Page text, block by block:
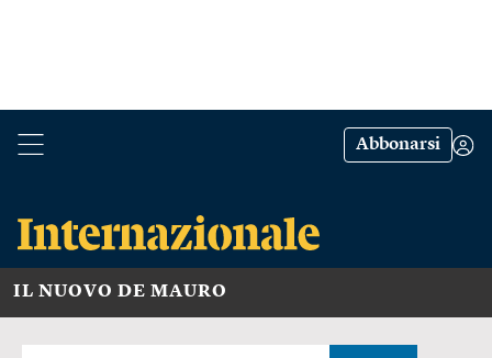
Abbonarsi
IL NUOVO DE MAURO